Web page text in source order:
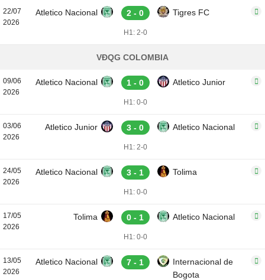
22/07
2026
Atletico Nacional 2 - 0 Tigres FC
H1: 2-0
VĐQG COLOMBIA
09/06
2026
Atletico Nacional 1 - 0 Atletico Junior
H1: 0-0
03/06
2026
Atletico Junior 3 - 0 Atletico Nacional
H1: 2-0
24/05
2026
Atletico Nacional 3 - 1 Tolima
H1: 0-0
17/05
2026
Tolima 0 - 1 Atletico Nacional
H1: 0-0
13/05
2026
Atletico Nacional 7 - 1
Internacional de
Bogota